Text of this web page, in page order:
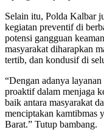
Selain itu, Polda Kalbar
kegiatan preventif di
potensi gangguan
masyarakat diharapkan
tertib, dan kondusif di
“Dengan adanya
proaktif dalam menjaga
baik antara masyarakat
menciptakan kamtibmas
Barat.” Tutup bambang.